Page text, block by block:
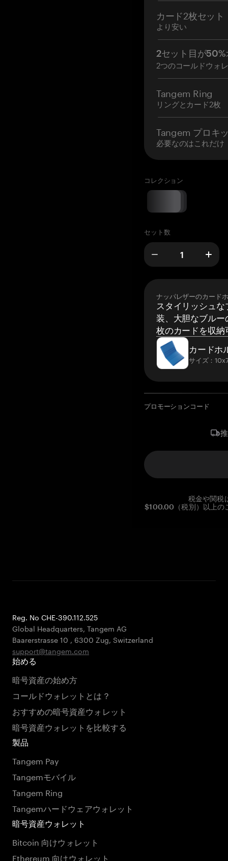
カード2枚セット
より安い
2セット目が50%
2つのコールドウォ
Tangem Ring
リングとカード2枚
Tangem プロキ
必要なのはこれだけ
コレクション
セット数
ナッパレザーのカード
スタイリッシュ
装、大胆なブルー
枚のカードを収納
カードホ
サイズ：
プロモーションコード
税金や関税
$100.00（税別）以上の
Reg. No CHE-390.112.525
Global Headquarters, Tangem AG
Baarerstrasse 10 , 6300 Zug, Switzerland
support@tangem.com
始める
暗号資産の始め方
コールドウォレットとは？
おすすめの暗号資産ウォレット
暗号資産ウォレットを比較する
製品
Tangem Pay
Tangemモバイル
Tangem Ring
Tangemハードウェアウォレット
暗号資産ウォレット
Bitcoin 向けウォレット
Ethereum 向けウォレット